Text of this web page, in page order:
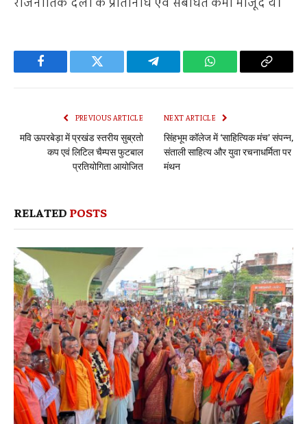
Facebook Twitter Telegram WhatsApp Copy
PREVIOUS ARTICLE
मवि ऊपरबेड़ा में प्रखंड स्तरीय सुब्रतो
कप एवं लिटिल चैम्पस फुटबाल
प्रतियोगिता आयोजित
NEXT ARTICLE
सिंहभूम कॉलेज में ‘साहित्यिक मंच’ संपन्न,
संताली साहित्य और युवा रचनाधर्मिता पर
मंथन
RELATED POSTS